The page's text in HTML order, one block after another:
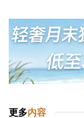
更多内容